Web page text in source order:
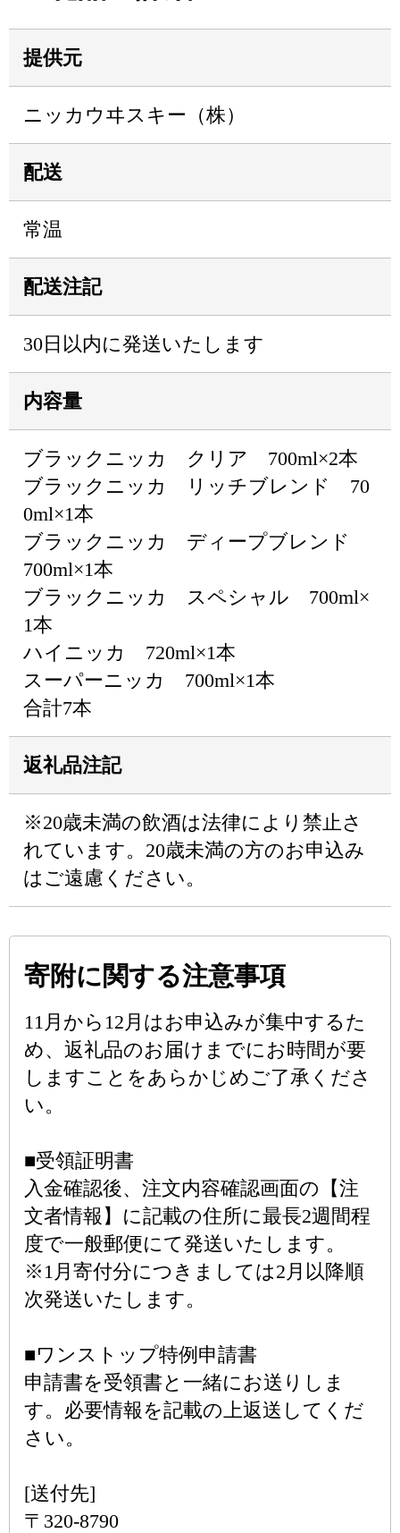
提供元
ニッカウヰスキー（株）
配送
常温
配送注記
30日以内に発送いたします
内容量
ブラックニッカ クリア 700ml×2本
ブラックニッカ リッチブレンド 70
0ml×1本
ブラックニッカ ディープブレンド
700ml×1本
ブラックニッカ スペシャル 700ml×
1本
ハイニッカ 720ml×1本
スーパーニッカ 700ml×1本
合計7本
返礼品注記
※20歳未満の飲酒は法律により禁止さ
れています。20歳未満の方のお申込み
はご遠慮ください。
寄附に関する注意事項
11月から12月はお申込みが集中するた
め、返礼品のお届けまでにお時間が要
しますことをあらかじめご了承くださ
い。
■受領証明書
入金確認後、注文内容確認画面の【注
文者情報】に記載の住所に最長2週間程
度で一般郵便にて発送いたします。
※1月寄付分につきましては2月以降順
次発送いたします。
■ワンストップ特例申請書
申請書を受領書と一緒にお送りしま
す。必要情報を記載の上返送してくだ
さい。
[送付先]
〒320-8790